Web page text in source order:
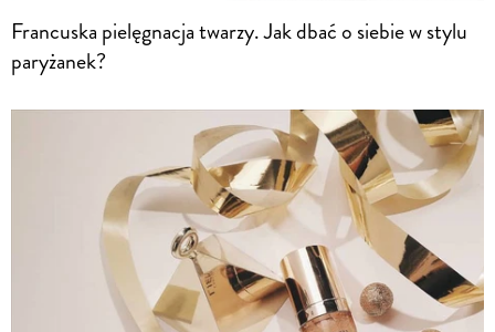
Francuska pielęgnacja twarzy. Jak dbać o siebie w stylu
paryżanek?